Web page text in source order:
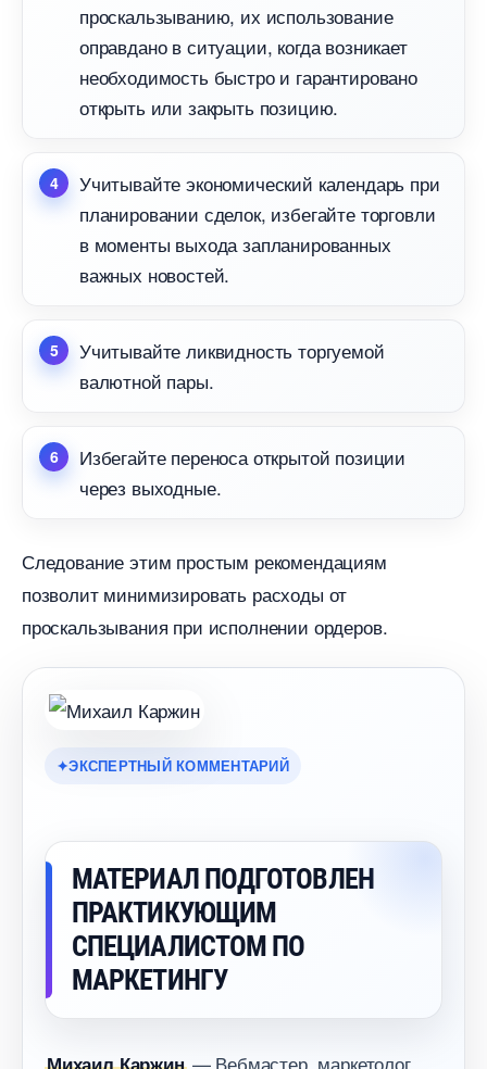
проскальзыванию, их использование
оправдано в ситуации, когда возникает
необходимость быстро и гарантировано
открыть или закрыть позицию.
Учитывайте экономический календарь при
планировании сделок, избегайте торговли
моменты выхода запланированных
ажных новостей.
Учитывайте ликвидность торгуемой
алютной пары.
Избегайте переноса открытой позиции
через выходные.
Следование этим простым рекомендациям
позволит минимизировать расходы от
проскальзывания при исполнении ордеров.
ЭКСПЕРТНЫЙ КОММЕНТАРИЙ
МАТЕРИАЛ ПОДГОТОВЛЕН
ПРАКТИКУЮЩИМ
СПЕЦИАЛИСТОМ ПО
МАРКЕТИНГУ
Михаил Каржин— Вебмастер, маркетолог,